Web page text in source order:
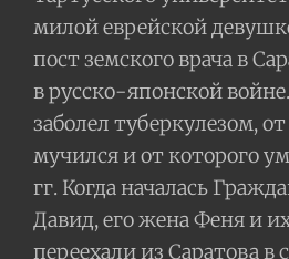
милой еврейской
пост земского врача в
в русско-японской войне.
заболел туберкулезом,
мучился и от которого
гг. Когда началась
Давид, его жена Феня и
переехали из Саратова в